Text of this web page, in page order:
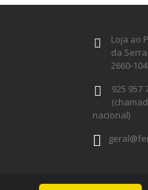
Loja ao
da
2660-
925 957
nacional)